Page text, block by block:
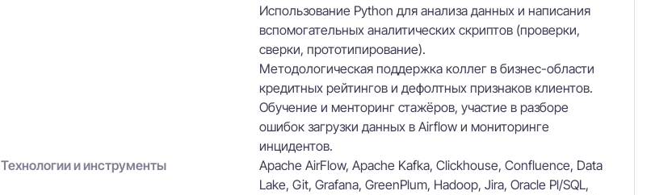
Использование Python для анализа данных и написания
вспомогательных аналитических скриптов (проверки,
сверки, прототипирование).
Методологическая поддержка коллег в бизнес-области
кредитных рейтингов и дефолтных признаков клиентов.
Обучение и менторинг стажёров, участие в разборе
ошибок загрузки данных в Airflow и мониторинге
инцидентов.
Технологии и инструменты
Apache AirFlow, Apache Kafka, Clickhouse, Confluence, Data
Lake, Git, Grafana, GreenPlum, Hadoop, Jira, Oracle Pl/SQL,